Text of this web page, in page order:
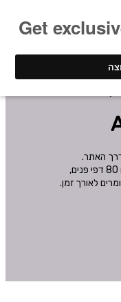
האתר.
אפשרות להזמין החל מ-5 יחידות. בחירה בין 40 או 80 דפי פנים,
לאורך זמן.